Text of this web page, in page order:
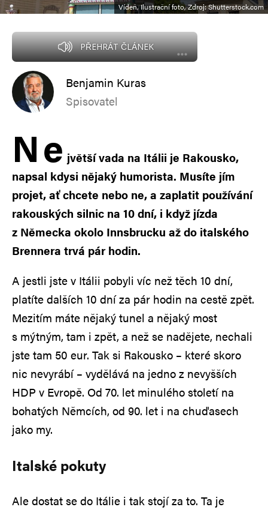
Vídeň, Ilustrační foto, Zdroj: Shutterstock.com
PŘEHRÁT ČLÁNEK
Benjamin Kuras
Spisovatel
Ne jvětší vada na Itálii je Rakousko,
napsal kdysi nějaký humorista. Musíte jím
projet, ať chcete nebo ne, a zaplatit používání
rakouských silnic na 10 dní, i když jízda
z Německa okolo Innsbrucku až do italského
Brennera trvá pár hodin.
A jestli jste v Itálii pobyli víc než těch 10 dní,
platíte dalších 10 dní za pár hodin na cestě zpět.
Mezitím máte nějaký tunel a nějaký most
s mýtným, tam i zpět, a než se nadějete, nechali
jste tam 50 eur. Tak si Rakousko – které skoro
nic nevyrábí – vydělává na jedno z nevyšších
HDP v Evropě. Od 70. let minulého století na
bohatých Němcích, od 90. let i na chuďasech
jako my.
Italské pokuty
Ale dostat se do Itálie i tak stojí za to. Ta je